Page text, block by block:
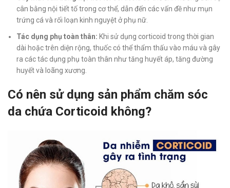
cân bằng nội tiết tố trong cơ thể, dẫn đến các vấn đề như mụn
trứng cá và rối loạn kinh nguyệt ở phụ nữ.
Tác dụng phụ toàn thân: Khi sử dụng corticoid trong thời gian
dài hoặc trên diện rộng, thuốc có thể thẩm thấu vào máu và gây
ra các tác dụng phụ toàn thân như tăng huyết áp, tăng đường
huyết và loãng xương.
Có nên sử dụng sản phẩm chăm sóc
da chứa Corticoid không?